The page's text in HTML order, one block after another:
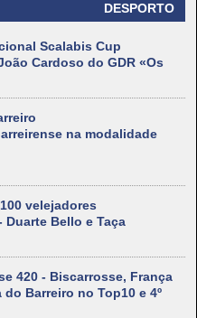
DESPORTO
Scalabis Cup
Cardoso do GDR «Os
na modalidade
velejadores
Duarte Bello e Taça
420 - Biscarrosse, França
Barreiro no Top10 e 4º